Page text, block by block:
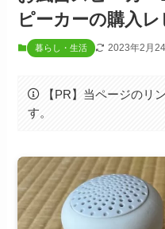
ピーカーの購入
暮らし・生活 2023年2月
【PR】当ページのリ
す。